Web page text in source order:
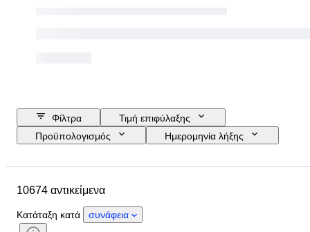
Φίλτρα
Τιμή επιφύλαξης
Προϋπολογισμός
Ημερομηνία λήξης
Λουράκι ρολογιού - μήκος
Country of origin
Φύλο
Κατάσταση
10674 αντικείμενα
Κατάταξη κατά συνάφεια